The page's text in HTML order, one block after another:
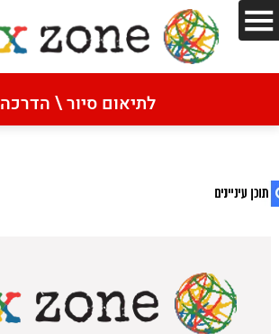
לתיאום סיור \ הדרכה
דף הבית»קורס פרונטלי
קורס פרונטלי